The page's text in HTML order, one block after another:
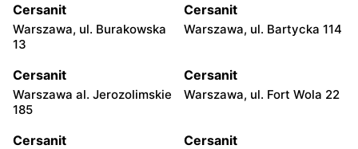
Cersanit
Warszawa, ul. Burakowska
13
Cersanit
Warszawa, ul. Bartycka 114
Cersanit
Warszawa al. Jerozolimskie
185
Cersanit
Warszawa, ul. Fort Wola 22
Cersanit Cersanit